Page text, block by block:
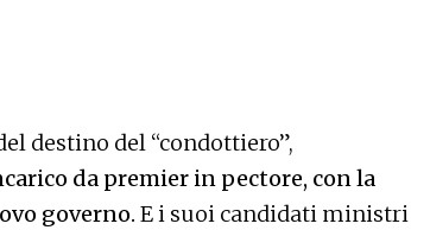
destino del “condottiero”,
da premier in pectore, con la
governo. E i suoi candidati ministri